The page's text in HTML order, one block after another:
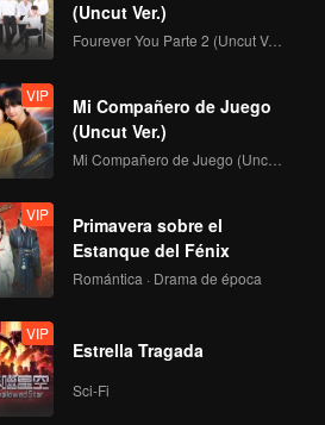
VIP EP08: Top Form
VIP EP09: Top Form
VIP EP10: Top Form
(Uncut Ver.)
Fourever You Parte 2 (Uncut Ver.)
VIP
Mi Compañero de Juego
(Uncut Ver.)
Mi Compañero de Juego (Uncut Ver.)
VIP
Primavera sobre el
Estanque del Fénix
Romántica · Drama de época
VIP
Estrella Tragada
Sci-Fi